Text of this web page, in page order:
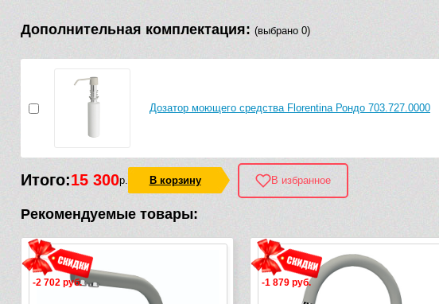
Дополнительная комплектация: (выбрано 0)
Дозатор моющего средства Florentina Рондо 703.727.0000
Итого:15 300р. В корзину В избранное
Рекомендуемые товары:
-1 414 руб. -2 702 руб.